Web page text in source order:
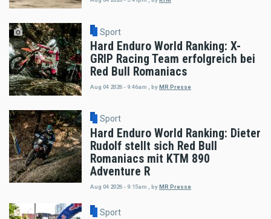
Sport
Hard Enduro World Ranking: X-
GRIP Racing Team erfolgreich bei
Red Bull Romaniacs
Aug 04 2026 - 9:46am byMR Presse
Sport
Hard Enduro World Ranking: Dieter
Rudolf stellt sich Red Bull
Romaniacs mit KTM 890
Adventure R
Aug 04 2026 - 9:15am byMR Presse
Sport